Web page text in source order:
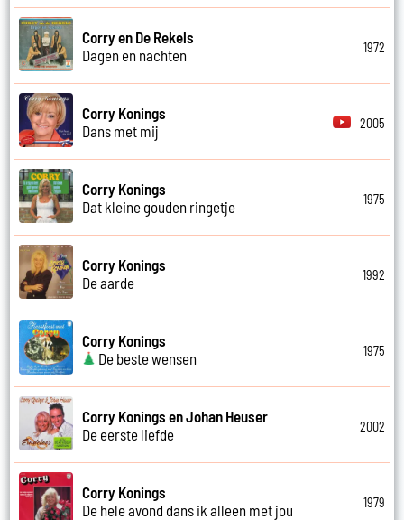
Corry en De Rekels
Dagen en nachten
1972
Corry Konings
Dans met mij
2005
Corry Konings
Dat kleine gouden ringetje
1975
Corry Konings
De aarde
1992
Corry Konings
De beste wensen
1975
Corry Konings en Johan Heuser
De eerste liefde
2002
Corry Konings
De hele avond dans ik alleen met jou
1979